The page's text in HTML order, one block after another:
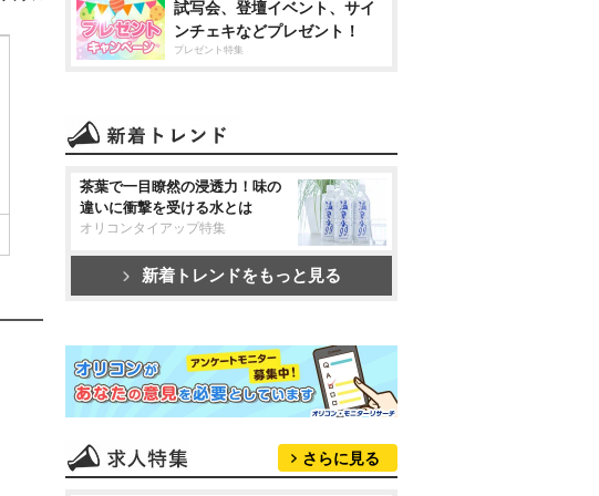
試写会、登壇イベント、サイ
ンチェキなどプレゼント！
プレゼント特集
茶葉で一目瞭然の浸透力！味の
違いに衝撃を受ける水とは
オリコンタイアップ特集
新着トレンドをもっと見る
さらに見る